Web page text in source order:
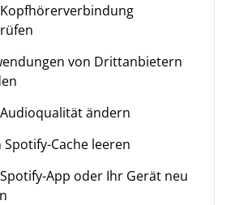
von Drittanbietern
ändern
Spotify-Cache leeren
App oder Ihr Gerät neu